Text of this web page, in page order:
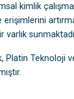
kimlik
Teknoloji